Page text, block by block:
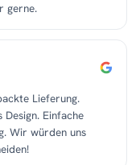
gerne.
Lieferung.
Einfache
Wir würden uns